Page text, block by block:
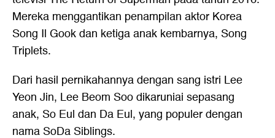
Mereka menggantikan penampilan aktor Korea
Song Il Gook dan ketiga anak kembarnya, Song
Triplets.
Dari hasil pernikahannya dengan sang istri Lee
Yeon Jin, Lee Beom Soo dikaruniai sepasang
anak, So Eul dan Da Eul, yang populer dengan
nama SoDa Siblings.